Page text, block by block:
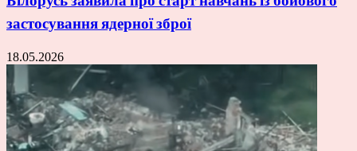
застосування ядерної зброї
18.05.2026